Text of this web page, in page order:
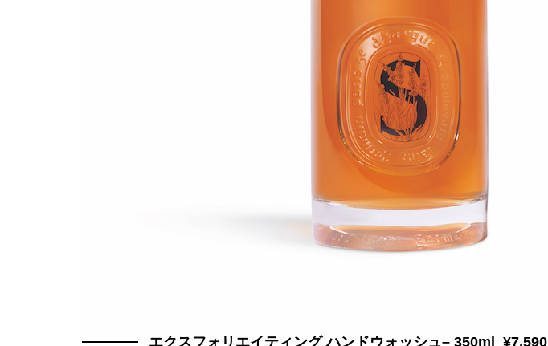
エクスフォリエイティング ハンドウォッシュ– 350ml ¥7,590